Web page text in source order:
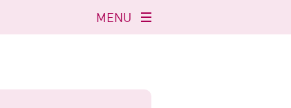
Navigatie
openen
MENU